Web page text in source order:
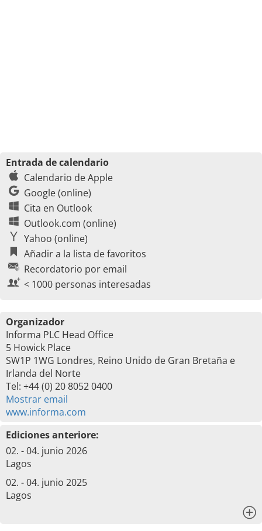
Entrada de calendario
Calendario de Apple
Google (online)
Cita en Outlook
Outlook.com (online)
Yahoo (online)
Añadir a la lista de favoritos
Recordatorio por email
< 1000 personas interesadas
Organizador
Informa PLC Head Office
5 Howick Place
SW1P 1WG Londres, Reino Unido de Gran Bretaña e
Irlanda del Norte
Tel: +44 (0) 20 8052 0400
Mostrar email
www.informa.com
Ediciones anteriore:
02. - 04. junio 2026
Lagos
02. - 04. junio 2025
Lagos